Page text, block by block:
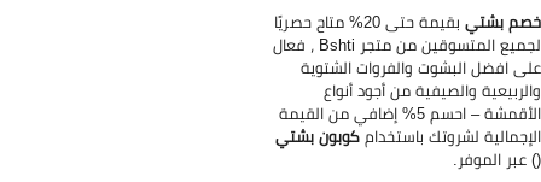
بشتي
بقيمة حتى 20% متاح حصريًا
لجميع المتسوقين من متجر Bshti ، فعال
افضل البشوت والفروات الشتوية
والصيفية من أجود أنواع
الأقمشة – احسم 5% إضافي من القيمة
لشروتك باستخدامكوبون بشتي
الموفر.